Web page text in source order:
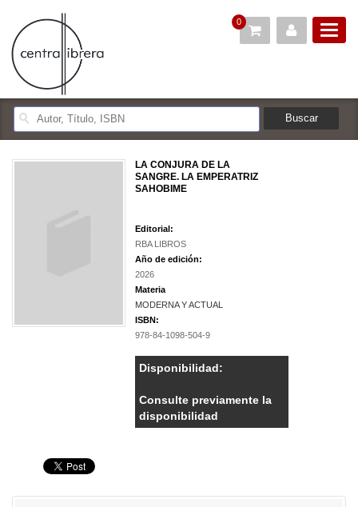
0
LA CONJURA DE LA
SANGRE. LA EMPERATRIZ
SAHOBIME
Editorial:
RBA LIBROS
Año de edición:
2026
Materia
MODERNA Y ACTUAL
ISBN:
978-84-1098-504-9
Disponibilidad:
Consulte previamente la
disponibilidad